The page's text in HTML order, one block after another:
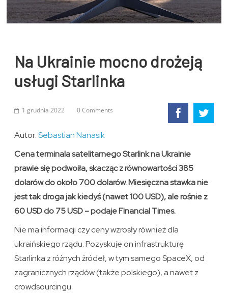
Na Ukrainie mocno drożeją
usługi Starlinka
1 grudnia 2022 0 Comments
Autor:Sebastian Nanasik
Cena terminala satelitarnego Starlink na Ukrainie
prawie się podwoiła, skacząc z równowartości 385
dolarów do około 700 dolarów. Miesięczna stawka nie
jest tak droga jak kiedyś (nawet 100 USD), ale rośnie z
60 USD do 75 USD – podaje Financial Times.
Nie ma informacji czy ceny wzrosły również dla
ukraińskiego rządu. Pozyskuje on infrastrukturę
Starlinka z różnych źródeł, w tym samego SpaceX, od
zagranicznych rządów (także polskiego), a nawet z
crowdsourcingu.